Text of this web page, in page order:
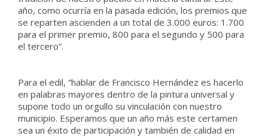
año, como ocurría en la pasada edición, los premios que
se reparten ascienden a un total de 3.000 euros: 1.700
para el primer premio, 800 para el segundo y 500 para
el tercero”.
Para el edil, “hablar de Francisco Hernández es hacerlo
en palabras mayores dentro de la pintura universal y
supone todo un orgullo su vinculación con nuestro
municipio. Esperamos que un año más este certamen
sea un éxito de participación y también de calidad en